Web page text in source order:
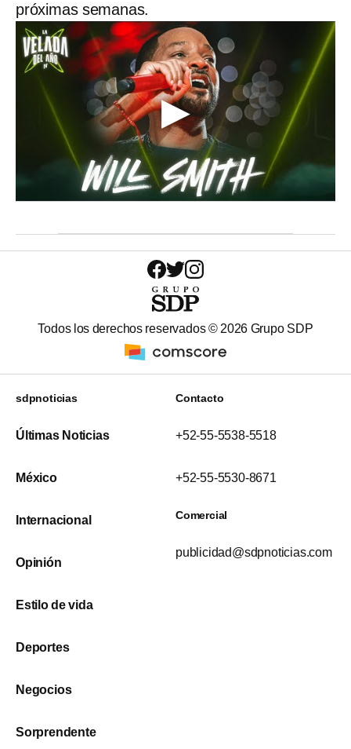
próximas semanas.
Todos los derechos reservados © 2026 Grupo SDP
sdpnoticias
Últimas Noticias
México
Internacional
Opinión
Estilo de vida
Deportes
Negocios
Sorprendente
Contacto
+52-55-5538-5518
+52-55-5530-8671
Comercial
publicidad@sdpnoticias.com